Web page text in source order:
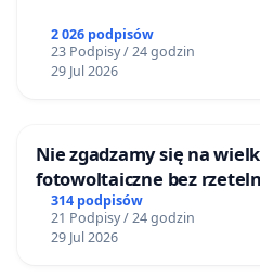
2 026 podpisów
23 Podpisy / 24 godzin
29 Jul 2026
Nie zgadzamy się na
fotowoltaiczne bez
mieszkańców
314 podpisów
21 Podpisy / 24 godzin
29 Jul 2026